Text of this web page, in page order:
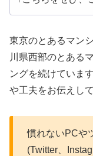
東京のとあるマン
川県西部のとある
ングを続けていま
や工夫をお伝えし
慣れないPCや
(Twitter、